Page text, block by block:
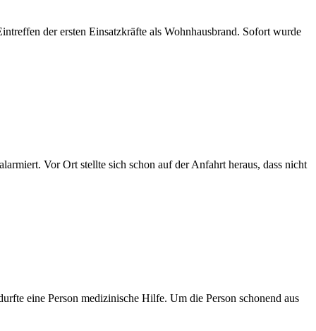
der ersten Einsatzkräfte als Wohnhausbrand. Sofort wurde
Vor Ort stellte sich schon auf der Anfahrt heraus, dass nicht
eine Person medizinische Hilfe. Um die Person schonend aus